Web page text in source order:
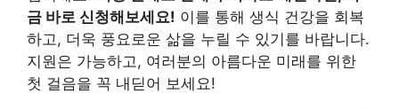
금 바로 신청해보세요! 이를 통해 생식 건강을 회복
하고, 더욱 풍요로운 삶을 누릴 수 있기를 바랍니다.
지원은 가능하고, 여러분의 아름다운 미래를 위한
첫 걸음을 꼭 내딛어 보세요!